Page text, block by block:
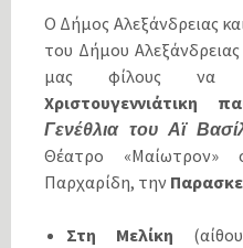
Ο Δήμος Αλεξάνδρειας
του Δήμου
μας φίλους να
Χριστουγεννιάτικη
Γενέθλια του Αϊ
Θέατρο «Μαίωτρον»
Παρχαρίδη, την
Στη Μελίκη